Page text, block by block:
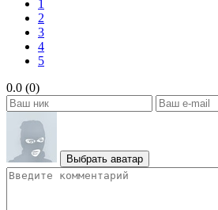
1
2
3
4
5
0.0 (0)
Выбрать аватар